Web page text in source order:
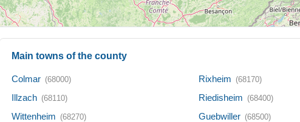
Main towns of the county
Colmar (68000)
Illzach (68110)
Wittenheim (68270)
Rixheim (68170)
Riedisheim (68400)
Guebwiller (68500)